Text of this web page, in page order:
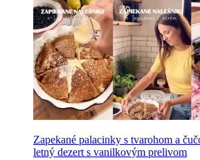
Zapekané palacinky s tvarohom a
letný dezert s vanilkovým prelivom